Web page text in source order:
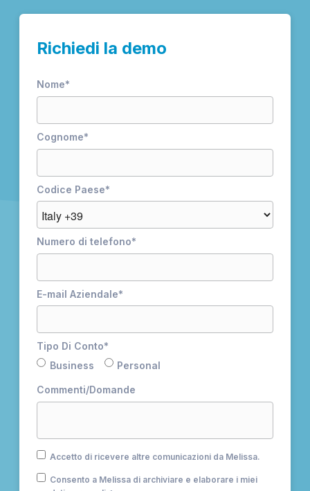
Richiedi la demo
Nome*
Cognome*
Codice Paese*
Numero di telefono*
E-mail Aziendale*
Tipo Di Conto*
Business
Personal
Commenti/Domande
Accetto di ricevere altre comunicazioni da Melissa.
Consento a Melissa di archiviare e elaborare i miei